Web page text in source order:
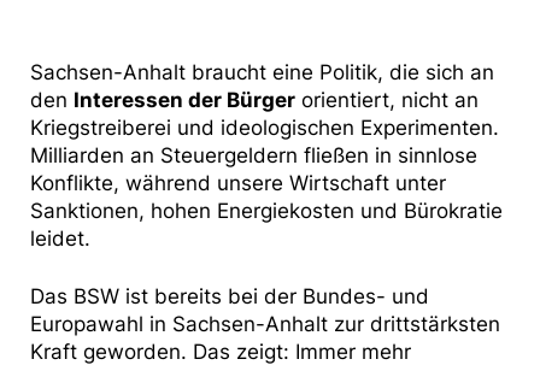
Sachsen-Anhalt braucht eine Politik, die sich an
den Interessen der Bürger orientiert, nicht an
Kriegstreiberei und ideologischen Experimenten.
Milliarden an Steuergeldern fließen in sinnlose
Konflikte, während unsere Wirtschaft unter
Sanktionen, hohen Energiekosten und Bürokratie
leidet.
Das BSW ist bereits bei der Bundes- und
Europawahl in Sachsen-Anhalt zur drittstärksten
Kraft geworden. Das zeigt: Immer mehr